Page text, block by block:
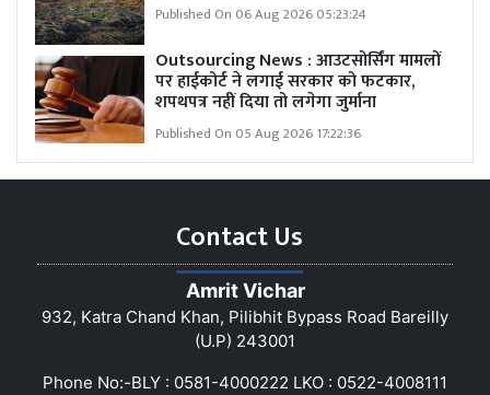
Published On 06 Aug 2026 05:23:24
Outsourcing News : आउटसोर्सिंग मामलों
पर हाईकोर्ट ने लगाई सरकार को फटकार,
शपथपत्र नहीं दिया तो लगेगा जुर्माना
Published On 05 Aug 2026 17:22:36
Contact Us
Amrit Vichar
932, Katra Chand Khan, Pilibhit Bypass Road Bareilly
(U.P) 243001
Phone No:-BLY : 0581-4000222 LKO : 0522-4008111